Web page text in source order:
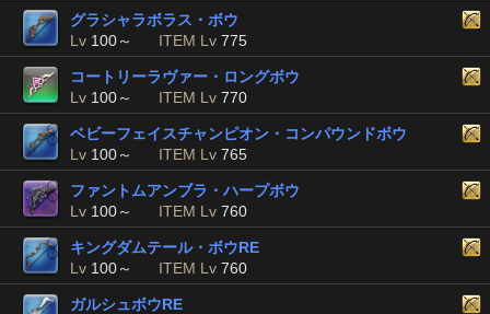
グラシャラボラス・ボウ
Lv 100～ ITEM Lv 775
コートリーラヴァー・ロングボウ
Lv 100～ ITEM Lv 770
ベビーフェイスチャンピオン・コンパウンドボウ
Lv 100～ ITEM Lv 765
ファントムアンブラ・ハープボウ
Lv 100～ ITEM Lv 760
キングダムテール・ボウRE
Lv 100～ ITEM Lv 760
ガルシュボウRE